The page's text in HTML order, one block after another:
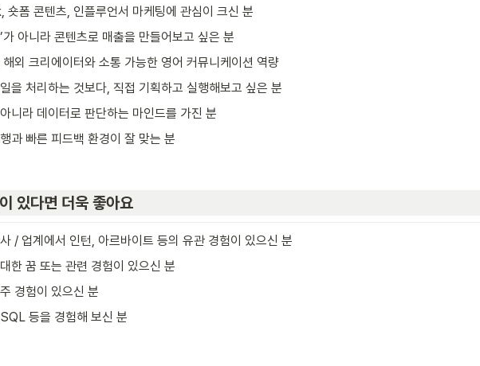
숏폼 콘텐츠, 인플루언서 마케팅에 관심이 크신 분
가 아니라 콘텐츠로 매출을 만들어보고 싶은 분
해외 크리에이터와 소통 가능한 영어 커뮤니케이션 역량
을 처리하는 것보다, 직접 기획하고 실행해보고 싶은 분
니라 데이터로 판단하는 마인드를 가진 분
과 빠른 피드백 환경이 잘 맞는 분
있다면 더욱 좋아요
/ 업계에서 인턴, 아르바이트 등의 유관 경험이 있으신 분
한 꿈 또는 관련 경험이 있으신 분
경험이 있으신 분
등을 경험해 보신 분